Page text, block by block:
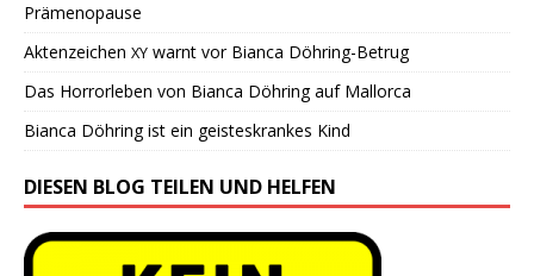
Prämenopause
Aktenzeichen XY warnt vor Bianca Döhring-Betrug
Das Horrorleben von Bianca Döhring auf Mallorca
Bianca Döhring ist ein geisteskrankes Kind
DIESEN BLOG TEILEN UND HELFEN